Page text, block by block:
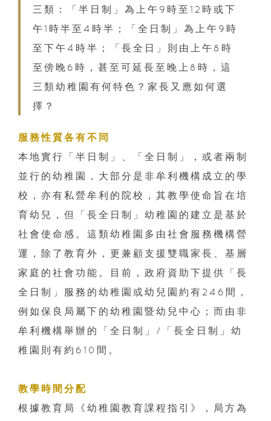
三類：「半日制」為上午9時至12時或下
午1時半至4時半；「全日制」為上午9時
至下午4時半；「長全日」則由上午8時
至傍晚6時，甚至可延長至晚上8時，這
三類幼稚園有何特色？家長又應如何選
擇？
服務性質各有不同
本地實行「半日制」、「全日制」，或者兩制
並行的幼稚園，大部分是非牟利機構成立的學
校，亦有私營牟利的院校，其教學使命旨在培
育幼兒，但「長全日制」幼稚園的建立是基於
社會使命感。這類幼稚園多由社會服務機構營
運，除了教育外，更兼顧支援雙職家長、基層
家庭的社會功能。目前，政府資助下提供「長
全日制」服務的幼稚園或幼兒園約有246間，
例如保良局屬下的幼稚園暨幼兒中心；而由非
牟利機構舉辦的「全日制」/「長全日制」幼
稚園則有約610間。
教學時間分配
根據教育局《幼稚園教育課程指引》，局方為